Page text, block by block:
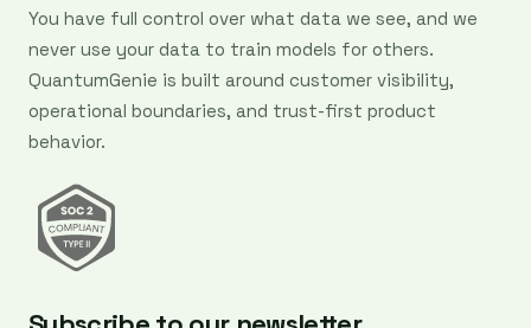
You have full control over what data we see, and we
never use your data to train models for others.
QuantumGenie is built around customer visibility,
operational boundaries, and trust-first product
behavior.